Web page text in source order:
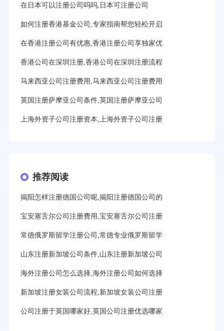
在日本可以注册公司吗吗,日本可注册公司
如何注册香港基金公司,专家指南帮您轻松开启
在香港注册公司有优惠,香港注册公司享独家优
香港公司在深圳注册,香港公司在深圳注册流程
马来西亚公司注册费用,马来西亚公司注册费用
英国注册萨摩亚公司条件,英国注册萨摩亚公司
上海外资子公司注册资本,上海外资子公司注册
推荐阅读
揭阳怎样注册德国公司呢,揭阳注册德国公司的
宝安塞舌尔公司注册费用,宝安塞舌尔公司注册
常德俄罗斯留学注册公司,常德专业俄罗斯留学
山东注册新加坡公司条件,山东注册新加坡公司
海外注册公司怎么选择,海外注册公司如何选择
新加坡注册女装公司流程,新加坡女装公司注册
公司注册于英国哪家好,英国公司注册优选哪家